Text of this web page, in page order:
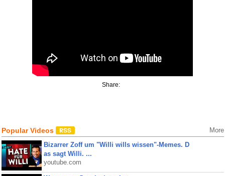
Share:
Popular Videos More
Bizarrer Zoff um "Willi wills wissen"-Memes. D
as sagt Willi. ...
youtube.com